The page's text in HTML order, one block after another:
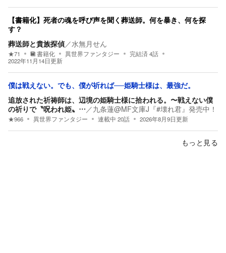
【書籍化】死者の魂を呼び声を聞く葬送師。何を暴き、何を探
す？
葬送師と貴族探偵／水無月せん
★71 書籍化 異世界ファンタジー 完結済 4話
2022年11月14日更新
僕は戦えない。でも、僕が祈れば──姫騎士様は、最強だ。
追放された祈祷師は、辺境の姫騎士様に拾われる。〜戦えない僕
の祈りで〝呪われ姫〟… ／九条蓮@MF文庫J『#壊れ君』発売中！
★966 異世界ファンタジー 連載中 20話 2026年8月9日更新
もっと見る